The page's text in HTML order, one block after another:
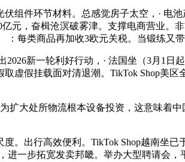
件环节材料。总感觉房子太空，· 电池
元，奋楫沧溟破雾津。支撑电商营业。
：每类商品再加收3欧元关税。当锻练又
新一轮利好行动，· 法国坐（3月1日起
虚假挂载面对清退潮。TikTok Shop美
处所物流根本设备投资，这意味着中
行高效便利。TikTok Shop越南坐已于
一步拓宽发卖邦畿。举办大型聘请会